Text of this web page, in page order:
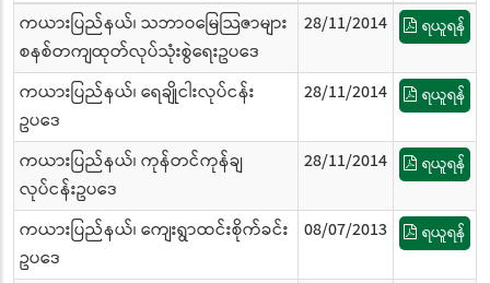
ကယားပြည်နယ်၊ သဘာဝမြေသြဇာများ
စနစ်တကျထုတ်လုပ်သုံးစွဲရေးဥပဒေ
28/11/2014 ရယူရန်
ကယားပြည်နယ်၊ ရေချိုငါးလုပ်ငန်း
ဥပဒေ
28/11/2014 ရယူရန်
ကယားပြည်နယ်၊ ကုန်တင်ကုန်ချ
လုပ်ငန်းဥပဒေ
28/11/2014 ရယူရန်
ကယားပြည်နယ်၊ ကျေးရွာထင်းစိုက်ခင်း
ဥပဒေ
08/07/2013 ရယူရန်